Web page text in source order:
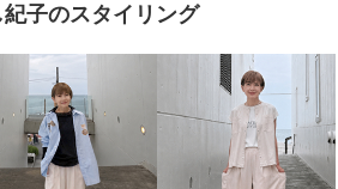
子のスタイリング